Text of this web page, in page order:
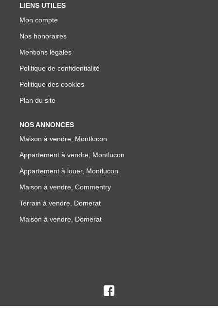
LIENS UTILES
Mon compte
Nos honoraires
Mentions légales
Politique de confidentialité
Politique des cookies
Plan du site
NOS ANNONCES
Maison à vendre, Montlucon
Appartement à vendre, Montlucon
Appartement à louer, Montlucon
Maison à vendre, Commentry
Terrain à vendre, Domerat
Maison à vendre, Domerat